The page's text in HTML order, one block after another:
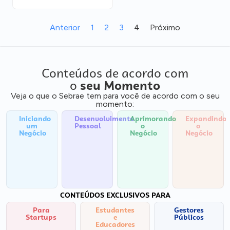
Anterior 1 2 3 4 Próximo
Conteúdos de acordo com
o seu Momento
Veja o que o Sebrae tem para você de acordo com o seu
momento:
Iniciando
um
Negócio
Desenvolvimento
Pessoal
Aprimorando
o
Negócio
Expandindo
o
Negócio
CONTEÚDOS EXCLUSIVOS PARA
Para
Startups
Estudantes
e
Educadores
Gestores
Públicos